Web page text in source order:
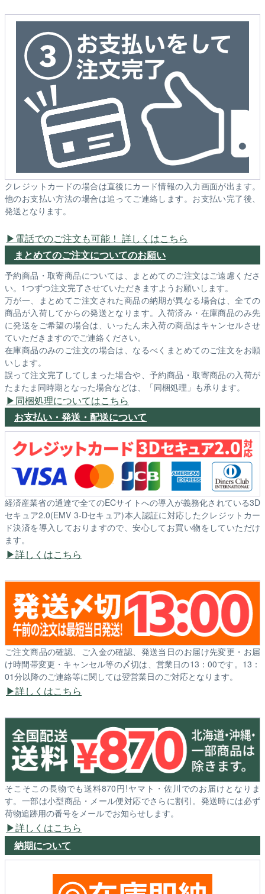
クレジットカードの場合は直後にカード情報の入力画面が出ます。
他のお支払い方法の場合は追ってご連絡します。お支払い完了後、
発送となります。
電話でのご注文も可能！ 詳しくはこちら
まとめてのご注文についてのお願い
予約商品・取寄商品については、まとめてのご注文はご遠慮くださ
い。1つずつ注文完了させていただきますようお願いします。
万が一、まとめてご注文された商品の納期が異なる場合は、全ての
商品が入荷してからの発送となります。入荷済み・在庫商品のみ先
に発送をご希望の場合は、いったん未入荷の商品はキャンセルさせ
ていただきますのでご連絡ください。
在庫商品のみのご注文の場合は、なるべくまとめてのご注文をお願
いします。
誤って注文完了してしまった場合や、予約商品・取寄商品の入荷が
たまたま同時期となった場合などは、「同梱処理」も承ります。
同梱処理についてはこちら
お支払い・発送・配送について
経済産業省の通達で全てのECサイトへの導入が義務化されている3D
セキュア2.0(EMV 3-Dセキュア)本人認証に対応したクレジットカー
ド決済を導入しておりますので、安心してお買い物をしていただけ
ます。
詳しくはこちら
ご注文商品の確認、ご入金の確認、発送当日のお届け先変更・お届
け時間帯変更・キャンセル等の〆切は、営業日の13：00です。13：
01分以降のご連絡等に関しては翌営業日のご対応となります。
詳しくはこちら
そこそこの長物でも送料870円!ヤマト・佐川でのお届けとなりま
す。一部は小型商品・メール便対応でさらに割引。発送時には必ず
荷物追跡用の番号をメールでお知らせします。
詳しくはこちら
納期について